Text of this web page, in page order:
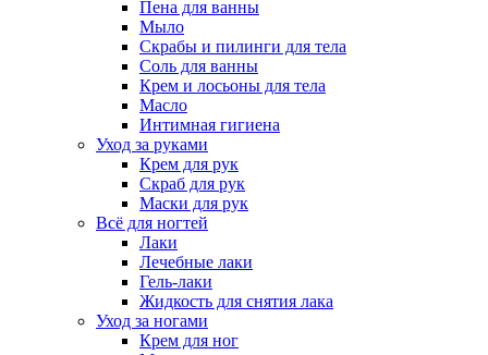
Пена для ванны
Мыло
Скрабы и пилинги для тела
Соль для ванны
Крем и лосьоны для тела
Масло
Интимная гигиена
Уход за руками
Крем для рук
Скраб для рук
Маски для рук
Всё для ногтей
Лаки
Лечебные лаки
Гель-лаки
Жидкость для снятия лака
Уход за ногами
Крем для ног